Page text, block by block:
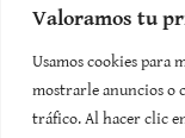
Valoramos tu
Usamos cookies para
mostrarle anuncios o
tráfico. Al hacer clic